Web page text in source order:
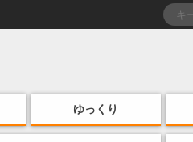
ゆっくり